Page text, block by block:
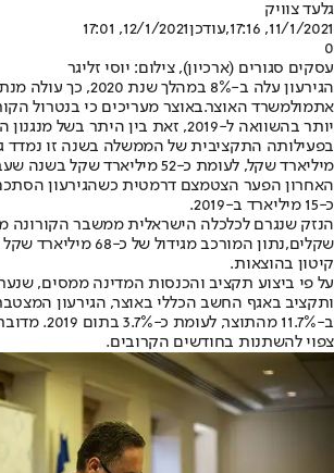
גלעד צוויק
11/1/2021, 17:16
,עודכן12/1/2021, 17:01
0
עסקים סגורים (ארכיון), צילום: יוסי זליגר
הגירעון עלה ב-8% במהלך שנת
אתמולמשרד האוצר.באוצר מעריכים כי בנטרול
יותר בהשוואה ל-2019, זאת בין היתר
מיליארד שקל, לעומת כ-52
כ-15 מיליארד ב-2019.
הנזק שנגרם לכלכלה הישראלית ממשבר הקורונה
שקלים,
קיטון בהוצאות.
על פי ביצוע תקציב והכנסות המדינה ממסים,
ותקציב באגף החשב הכללי באוצר, הגירעון
ב-11.7%
צפוי להשתנות בחודשים הקרובים.